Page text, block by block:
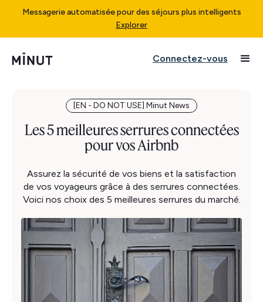
Messagerie automatisée pour des séjours plus intelligents
Explorer
Connectez-vous
[EN - DO NOT USE] Minut News
Les 5 meilleures serrures connectées
pour vos Airbnb
Assurez la sécurité de vos biens et la satisfaction
de vos voyageurs grâce à des serrures connectées.
Voici nos choix des 5 meilleures serrures du marché.